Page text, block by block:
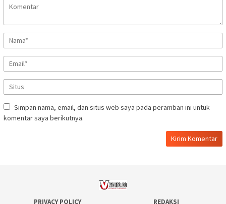
Simpan nama, email, dan situs web saya pada peramban ini untuk
komentar saya berikutnya.
PRIVACY POLICY
REDAKSI